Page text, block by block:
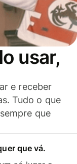
usar,
e receber
Tudo o que
que
que vá.